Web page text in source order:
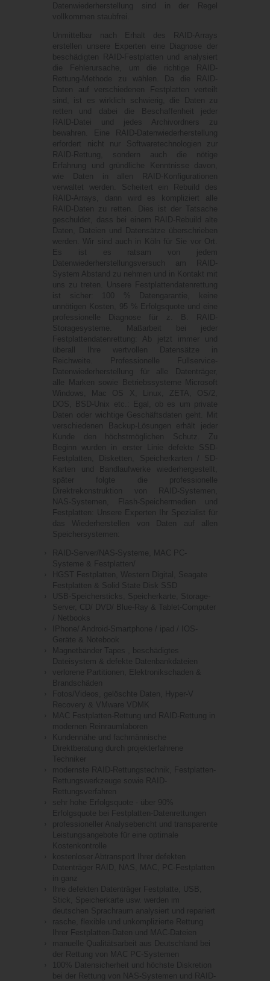
Datenwiederherstellung sind in der Regel
vollkommen staubfrei.
Unmittelbar nach Erhalt des RAID-Arrays
erstellen unsere Experten eine Diagnose der
beschädigten RAID-Festplatten und analysiert
die Fehlerursache, um die richtige RAID-
Rettung-Methode zu wählen. Da die RAID-
Daten auf verschiedenen Festplatten verteilt
sind, ist es wirklich schwierig, die Daten zu
retten und dabei die Beschaffenheit jeder
RAID-Datei und jedes Archivordners zu
bewahren. Eine RAID-Datenwiederherstellung
erfordert nicht nur Softwaretechnologien zur
RAID-Rettung, sondern auch die nötige
Erfahrung und gründliche Kenntnisse davon,
wie Daten in allen RAID-Konfigurationen
verwaltet werden. Scheitert ein Rebuild des
RAID-Arrays, dann wird es kompliziert alle
RAID-Daten zu retten. Dies ist der Tatsache
geschuldet, dass bei einem RAID-Rebuild alte
Daten, Dateien und Datensätze überschrieben
werden. Wir sind auch in
Köln
für Sie vor Ort.
Es ist es ratsam von jedem
Datenwiederherstellungsversuch am RAID-
System Abstand zu nehmen und in Kontakt mit
uns zu treten. Unsere Festplattendatenrettung
ist sicher: 100 % Datengarantie, keine
unnötigen Kosten, 95 % Erfolgsquote und eine
professionelle Diagnose für z. B. RAID-
Storagesysteme. Maßarbeit bei jeder
Festplattendatenrettung: Ab jetzt immer und
überall Ihre wertvollen Datensätze in
Reichweite. Professionelle Fullservice-
Datenwiederherstellung für alle Datenträger,
alle Marken sowie Betriebssysteme Microsoft
Windows, Mac OS X, Linux, ZETA, OS/2,
DOS, BSD-Unix etc.: Egal, ob es um private
Daten oder wichtige Geschäftsdaten geht. Mit
verschiedenen Backup-Lösungen erhält jeder
Kunde den höchstmöglichen Schutz. Zu
Beginn wurden in erster Linie defekte SSD-
Festplatten, Disketten, Speicherkarten / SD-
Karten und Bandlaufwerke wiederhergestellt,
später folgte die professionelle
Direktrekonstruktion von RAID-Systemen,
NAS-Systemen, Flash-Speichermedien und
Festplatten: Unsere Experten Ihr Spezialist für
das Wiederherstellen von Daten auf allen
Speichersystemen:
RAID-Server/NAS-Systeme, MAC PC-
Systeme & Festplatten/
HGST Festplatten, Western Digital, Seagate
Festplatten & Solid State Disk SSD
USB-Speichersticks, Speicherkarte, Storage-
Server, CD/ DVD/ Blue-Ray & Tablet-Computer
/ Netbooks
IPhone/ Android-Smartphone / ipad / IOS-
Geräte & Notebook
Magnetbänder Tapes , beschädigtes
Dateisystem & defekte Datenbankdateien
verlorene Partitionen, Elektronikschaden &
Brandschäden
Fotos/Videos, gelöschte Daten, Hyper-V
Recovery & VMware VDMK
MAC Festplatten-Rettung und RAID-Rettung in
modernen Reinraumlaboren
Kundennähe und fachmännische
Direktberatung durch projekterfahrene
Techniker
modernste RAID-Rettungstechnik, Festplatten-
Rettungswerkzeuge sowie RAID-
Rettungsverfahren
sehr hohe Erfolgsquote - über 90%
Erfolgsquote bei Festplatten-Datenrettungen
professioneller Analysebericht und transparente
Leistungsangebote für eine optimale
Kostenkontrolle
kostenloser Abtransport Ihrer defekten
Datenträger RAID, NAS, MAC, PC-Festplatten
in ganz
Ihre defekten Datenträger Festplatte, USB,
Stick, Speicherkarte usw. werden im
deutschen Sprachraum analysiert und repariert
rasche, flexible und unkomplizierte Rettung
Ihrer Festplatten-Daten und MAC-Dateien
manuelle Qualitätsarbeit aus Deutschland bei
der Rettung von MAC PC-Systemen
100% Datensicherheit und höchste Diskretion
bei der Rettung von NAS-Systemen und RAID-